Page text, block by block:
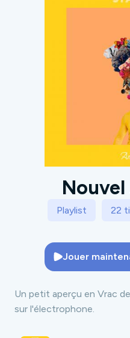
Playlist 22
Jouer
Un petit aperçu en Vrac
sur l'électrophone.